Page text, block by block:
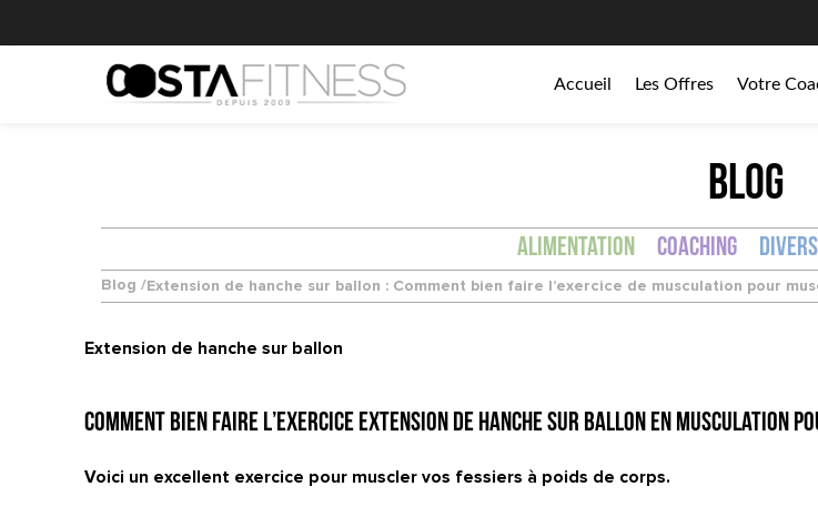
Accueil Les Offres Votre
BLOG
Alimentation Coaching Divers
Blog /Extension de hanche sur ballon : Comment bien faire l’exercice de musculation pour
Extension de hanche sur ballon
Comment bien faire l’exercice Extension de hanche sur ballon en musculation
Voici un excellent exercice pour muscler vos fessiers à poids de corps.